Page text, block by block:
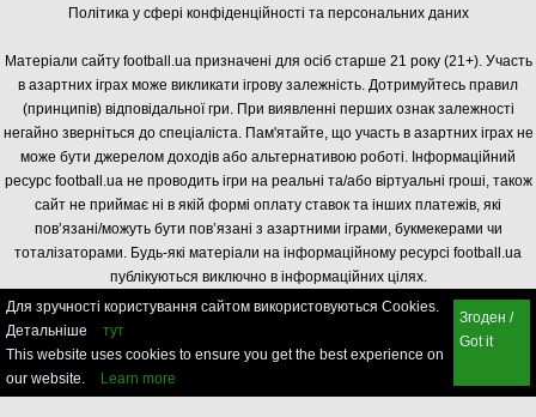
Політика у сфері конфіденційності та персональних даних
Матеріали сайту football.ua призначені для осіб старше 21 року (21+). Участь
в азартних іграх може викликати ігрову залежність. Дотримуйтесь правил
(принципів) відповідальної гри. При виявленні перших ознак залежності
негайно зверніться до спеціаліста. Пам'ятайте, що участь в азартних іграх не
може бути джерелом доходів або альтернативою роботі. Інформаційний
ресурс football.ua не проводить ігри на реальні та/або віртуальні гроші, також
сайт не приймає ні в якій формі оплату ставок та інших платежів, які
пов’язані/можуть бути пов’язані з азартними іграми, букмекерами чи
тоталізаторами. Будь-які матеріали на інформаційному ресурсі football.ua
публікуються виключно в інформаційних цілях.
Для зручності користування сайтом використовуються Cookies.
Детальніше
тут
This website uses cookies to ensure you get the best experience on
our website.
Learn more
Згоден /
Got it